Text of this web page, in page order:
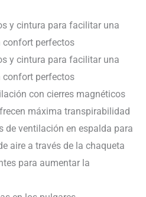
y cintura para facilitar una
confort perfectos
y cintura para facilitar una
confort perfectos
con cierres magnéticos
máxima transpirabilidad
de ventilación en espalda para
aire a través de la chaqueta
para aumentar la